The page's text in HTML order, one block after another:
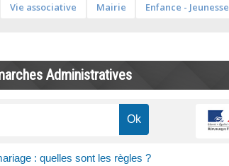
Vie associative Mairie Enfance - Jeunesse
Administratives
: quelles sont les règles ?